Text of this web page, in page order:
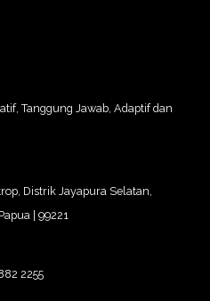
Tanggung Jawab, Adaptif dan
Distrik Jayapura Selatan,
| 99221
2255